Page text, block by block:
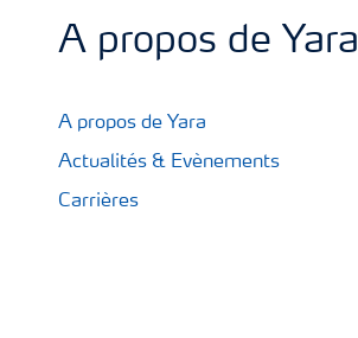
A propos de Yara
A propos de Yara
Actualités & Evènements
Carrières